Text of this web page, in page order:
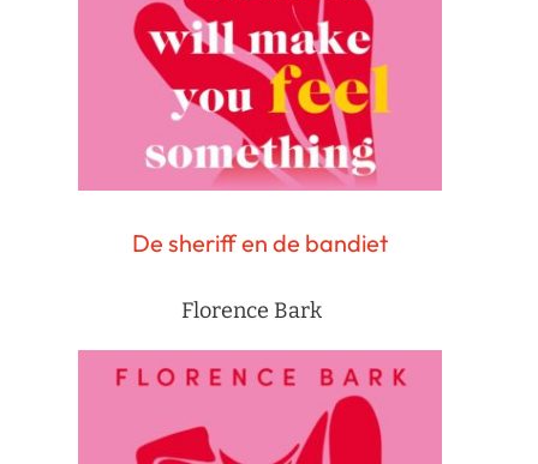
De sheriff en de bandiet
Florence Bark